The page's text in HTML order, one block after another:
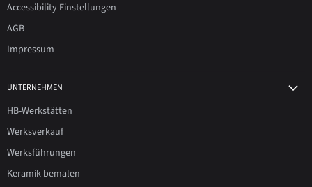
Accessibility Einstellungen
AGB
Impressum
UNTERNEHMEN
HB-Werkstätten
Werksverkauf
Werksführungen
Keramik bemalen